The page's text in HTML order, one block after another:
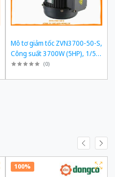
Mô tơ giảm tốc ZVN3700-50-S,
Công suất 3700W (5HP), 1/50,
Chân đế
(0)
100%